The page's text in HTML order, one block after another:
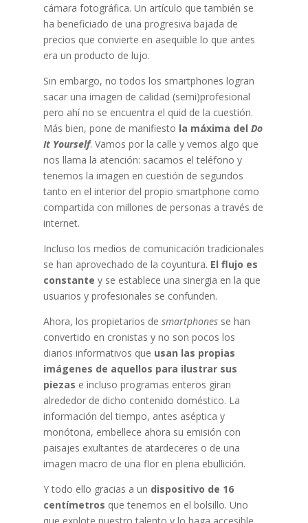
cámara fotográfica. Un artículo que también se
ha beneficiado de una progresiva bajada de
precios que convierte en asequible lo que antes
era un producto de lujo.
Sin embargo, no todos los smartphones logran
sacar una imagen de calidad (semi)profesional
pero ahí no se encuentra el quid de la cuestión.
Más bien, pone de manifiesto la máxima del Do
It Yourself. Vamos por la calle y vemos algo que
nos llama la atención: sacamos el teléfono y
tenemos la imagen en cuestión de segundos
tanto en el interior del propio smartphone como
compartida con millones de personas a través de
internet.
Incluso los medios de comunicación tradicionales
se han aprovechado de la coyuntura. El flujo es
constante y se establece una sinergia en la que
usuarios y profesionales se confunden.
Ahora, los propietarios de smartphones se han
convertido en cronistas y no son pocos los
diarios informativos que usan las propias
imágenes de aquellos para ilustrar sus
piezas e incluso programas enteros giran
alrededor de dicho contenido doméstico. La
información del tiempo, antes aséptica y
monótona, embellece ahora su emisión con
paisajes exultantes de atardeceres o de una
imagen macro de una flor en plena ebullición.
Y todo ello gracias a un dispositivo de 16
centímetros que tenemos en el bolsillo. Uno